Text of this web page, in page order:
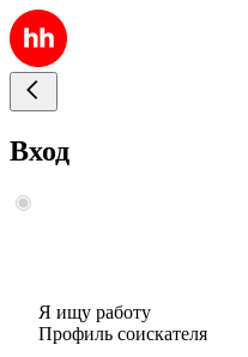
Вход
Я ищу работу
Профиль соискателя